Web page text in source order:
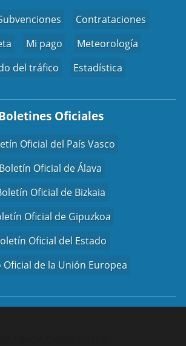
Contrataciones
Mi pago
Meteorología
del tráfico
Estadística
Oficiales
Oficial del País Vasco
Boletín Oficial de Álava
Oficial de Bizkaia
Oficial de Gipuzkoa
Oficial del Estado
Oficial de la Unión Europea